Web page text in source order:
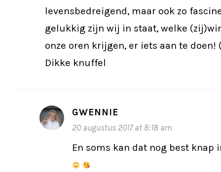
levensbedreigend, maar ook zo
gelukkig zijn wij in staat, welke
onze oren krijgen, er iets aan te doen!
Dikke knuffel
GWENNIE
20 augustus 2017 at 8:18 am
En soms kan dat nog best knap